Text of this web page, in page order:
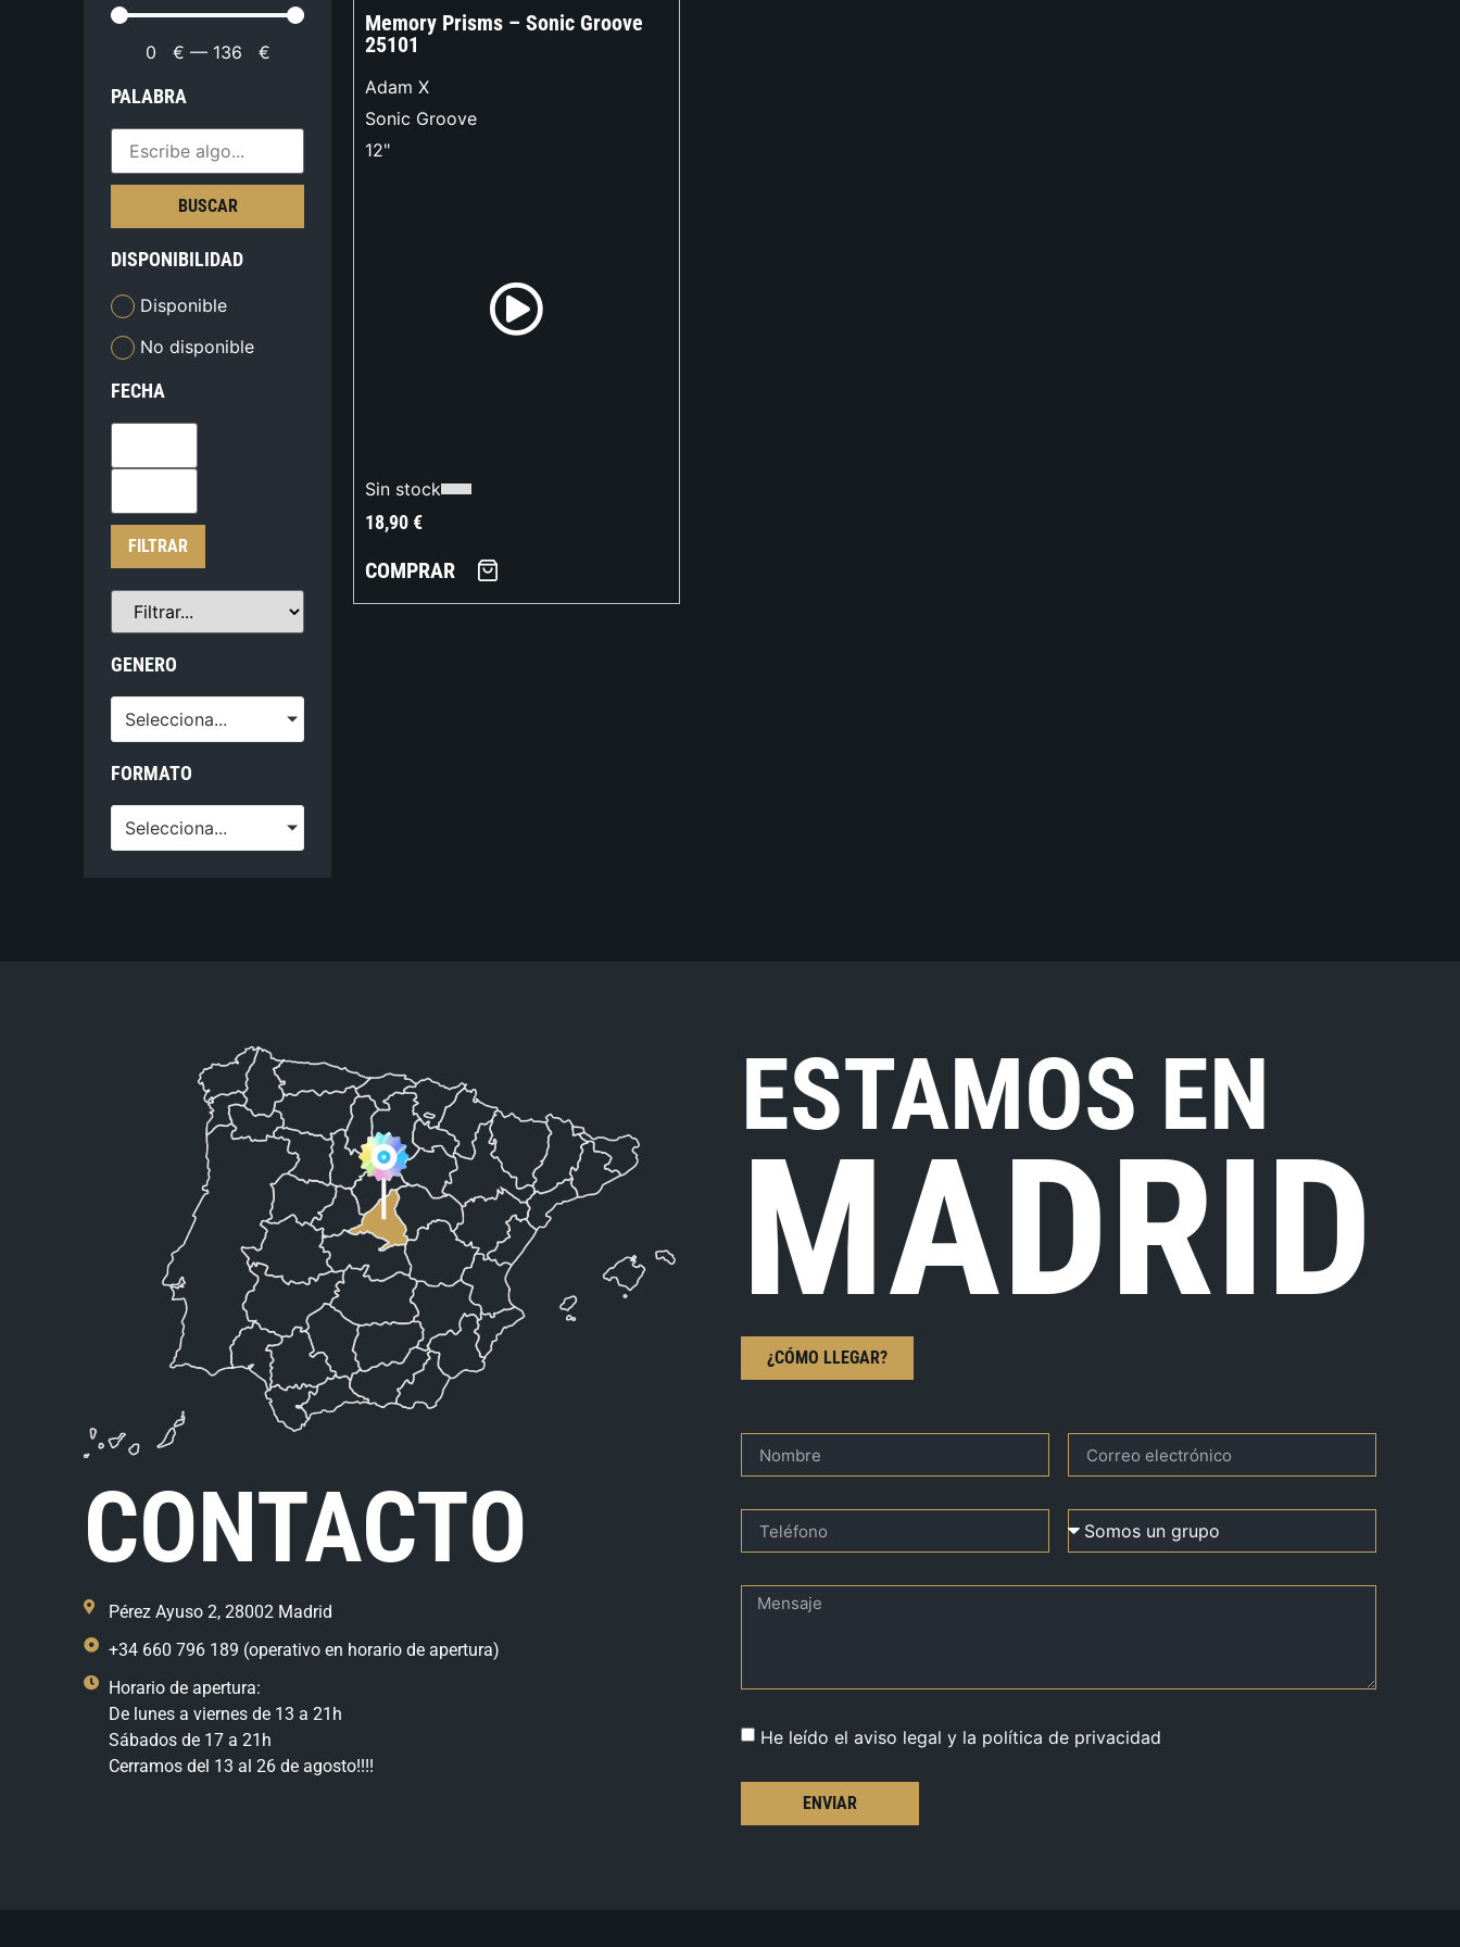
0 € — 136 €
PALABRA
BUSCAR
DISPONIBILIDAD
Disponible
No disponible
FECHA
FILTRAR
GENERO
Selecciona...
FORMATO
Selecciona...
Memory Prisms – Sonic Groove
25101
Adam X
Sonic Groove
12"
Sin stock
18,90€
COMPRAR
CONTACTO
Pérez Ayuso 2, 28002 Madrid
+34 660 796 189 (operativo en horario de apertura)
Horario de apertura:
De lunes a viernes de 13 a 21h
Sábados de 17 a 21h
Cerramos del 13 al 26 de agosto!!!!
ESTAMOS EN
MADRID
¿CÓMO LLEGAR?
He leído el aviso legal y la política de privacidad
ENVIAR